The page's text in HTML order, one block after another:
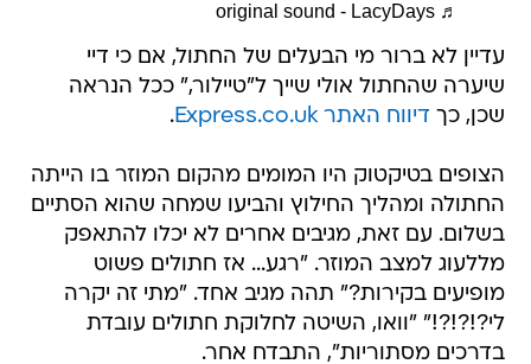
♬ original sound - LacyDays
עדיין לא ברור מי הבעלים של החתול, אם כי דיי
שיערה שהחתול אולי שייך ל"טיילור," ככל הנראה
שכן, כך דיווח האתר Express.co.uk .
הצופים בטיקטוק היו המומים מהקום המוזר בו הייתה
החתולה ומהליך החילוץ והביעו שמחה שהוא הסתיים
בשלום. עם זאת, מגיבים אחרים לא יכלו להתאפק
מללעוג למצב המוזר. "רגע... אז חתולים פשוט
מופיעים בקירות?" תהה מגיב אחד. "מתי זה יקרה
לי?!?!?!" "וואו, השיטה לחלוקת חתולים עובדת
בדרכים מסתוריות", התבדח אחר.